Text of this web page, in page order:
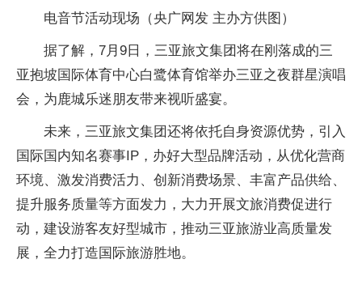
电音节活动现场（央广网发 主办方供图）
据了解，7月9日，三亚旅文集团将在刚落成的三
亚抱坡国际体育中心白鹭体育馆举办三亚之夜群星演唱
会，为鹿城乐迷朋友带来视听盛宴。
未来，三亚旅文集团还将依托自身资源优势，引入
国际国内知名赛事IP，办好大型品牌活动，从优化营商
环境、激发消费活力、创新消费场景、丰富产品供给、
提升服务质量等方面发力，大力开展文旅消费促进行
动，建设游客友好型城市，推动三亚旅游业高质量发
展，全力打造国际旅游胜地。